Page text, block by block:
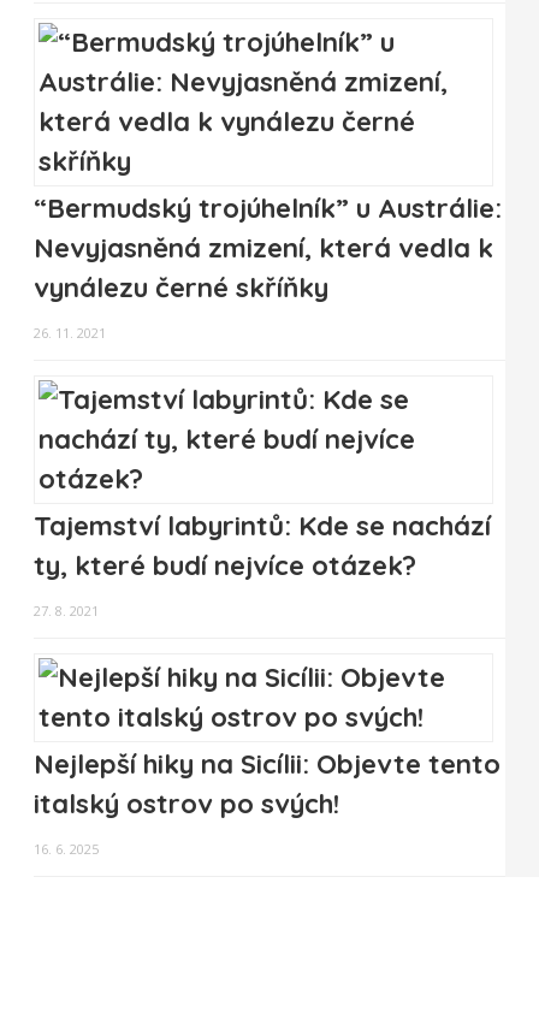
“Bermudský trojúhelník” u Austrálie:
Nevyjasněná zmizení, která vedla k
vynálezu černé skříňky
26. 11. 2021
Tajemství labyrintů: Kde se nachází
ty, které budí nejvíce otázek?
27. 8. 2021
Nejlepší hiky na Sicílii: Objevte tento
italský ostrov po svých!
16. 6. 2025